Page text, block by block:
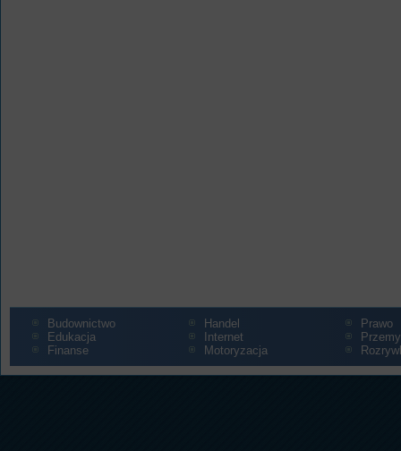
Budownictwo
Edukacja
Finanse
Handel
Internet
Motoryzacja
Prawo